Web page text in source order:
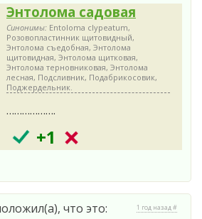
Энтолома садовая
Синонимы: Entoloma clypeatum,
Розовопластинник щитовидный,
Энтолома съедобная, Энтолома
щитовидная, Энтолома щитковая,
Энтолома терновниковая, Энтолома
лесная, Подсливник, Подабрикосовик,
Поджердельник.
……………….
+1
что это: 1 год назад #